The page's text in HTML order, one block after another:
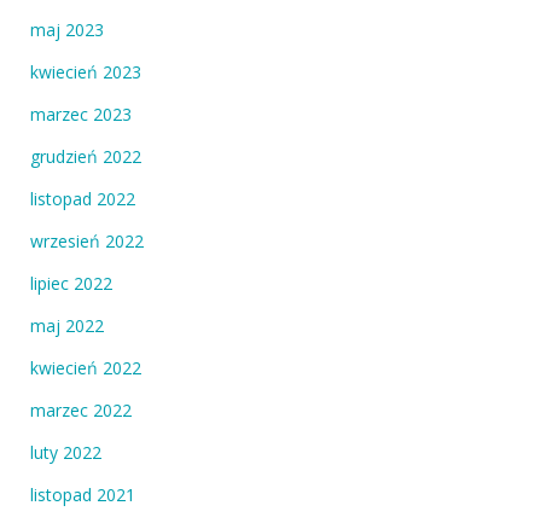
maj 2023
kwiecień 2023
marzec 2023
grudzień 2022
listopad 2022
wrzesień 2022
lipiec 2022
maj 2022
kwiecień 2022
marzec 2022
luty 2022
listopad 2021